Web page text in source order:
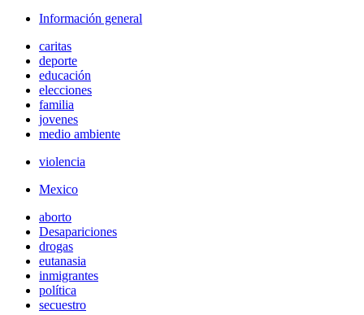
Información general
caritas
deporte
educación
elecciones
familia
jovenes
medio ambiente
violencia
Mexico
aborto
Desapariciones
drogas
eutanasia
inmigrantes
política
secuestro